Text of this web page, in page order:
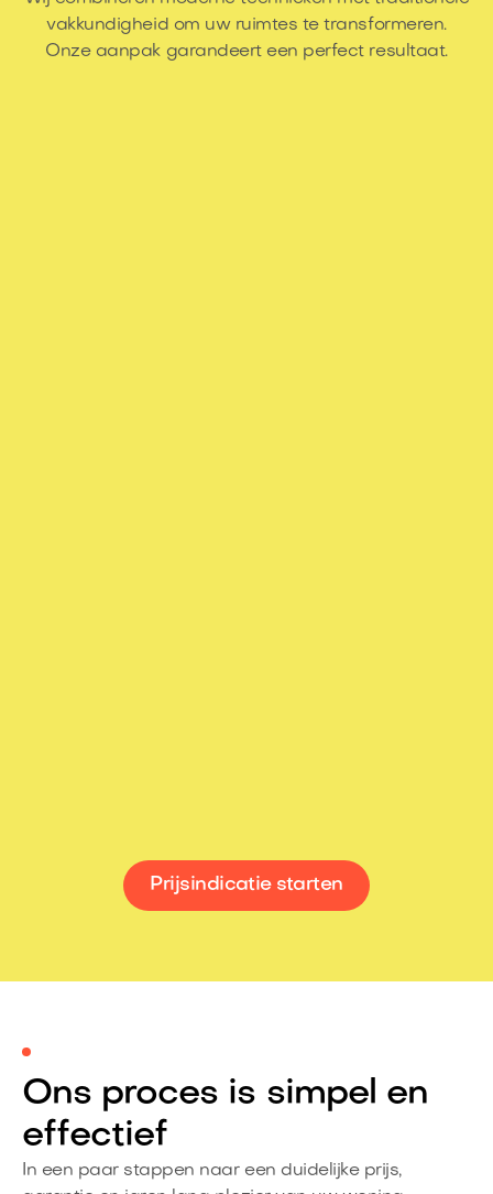
vakkundigheid om uw ruimtes te transformeren.
Onze aanpak garandeert een perfect resultaat.
Prijsindicatie starten
Ons proces is simpel en
effectief
In een paar stappen naar een duidelijke prijs,